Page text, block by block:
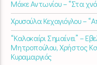
Μάκε Αντωνίου – “Στα
Χρυσούλα Κεχαγιόγλου –
“Καλοκαίρι Σημαίνει” –
Μητροπούλου, Χρήστος
Κυραμαργιός